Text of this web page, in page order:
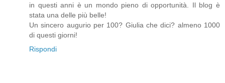
in questi anni è un mondo pieno di opportunità. Il blog è
stata una delle più belle!
Un sincero augurio per 100? Giulia che dici? almeno 1000
di questi giorni!
Rispondi